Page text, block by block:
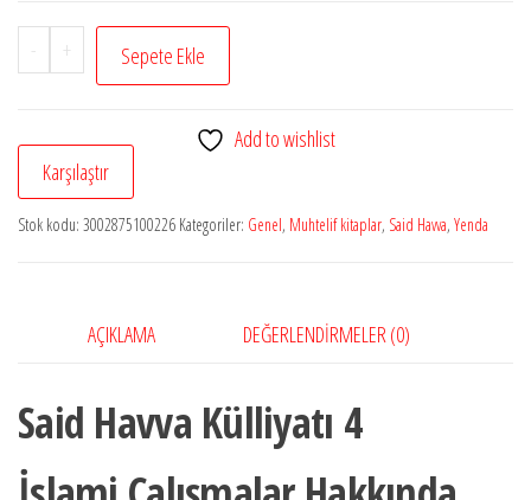
-
İslami
Çalışmalar
Dersler
adet
+ Sepete Ekle
Add to wishlist
Karşılaştır
Stok kodu: 3002875100226 Kategoriler: Genel, Muhtelif kitaplar, Said Havva, Yenda
AÇIKLAMA DEĞERLENDIRMELER (0)
Said Havva Külliyatı 4